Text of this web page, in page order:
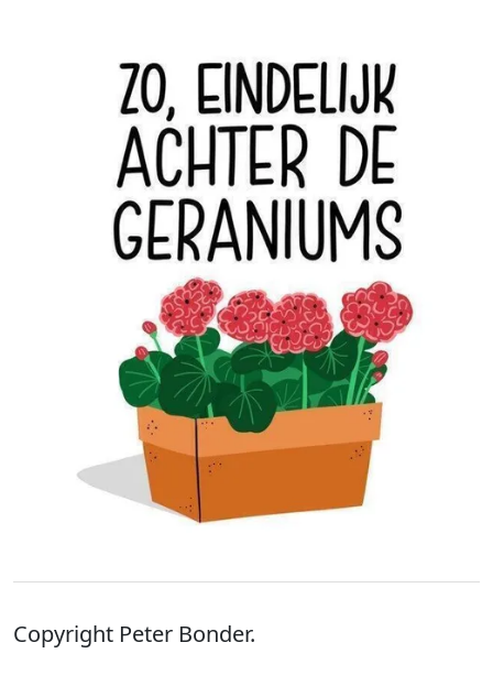
Copyright Peter Bonder.